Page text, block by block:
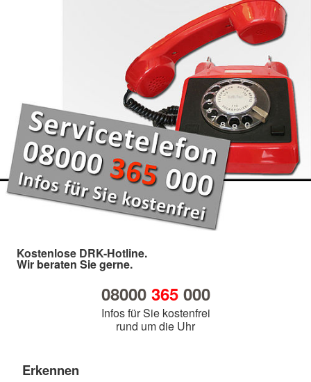
Kostenlose DRK-Hotline.
Wir beraten Sie gerne.
08000 365000
Infos für Sie kostenfrei
rund um die Uhr
Erkennen